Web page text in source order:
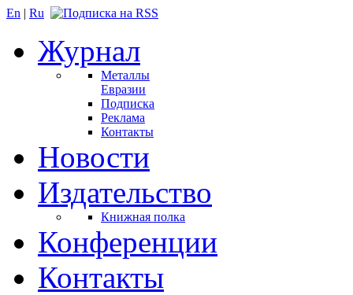
En | Ru
Журнал
Металлы
Евразии
Подписка
Реклама
Контакты
Новости
Издательство
Книжная полка
Конференции
Контакты